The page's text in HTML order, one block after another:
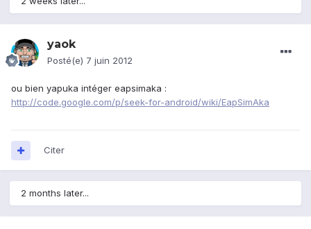
yaok
Posté(e) 7 juin 2012
ou bien yapuka intéger eapsimaka :
http://code.google.com/p/seek-for-android/wiki/EapSimAka
Citer
2 months later...